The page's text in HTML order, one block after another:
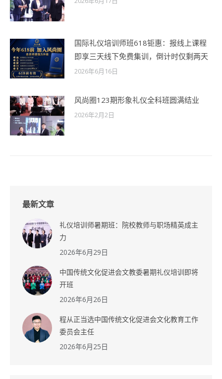
国际礼仪培训师班618钜惠：报线上课程
即享三天线下免费集训，倒计时仅剩两天
2026年6月16日
风尚圈123期形象礼仪全科班圆满结业
2026年2月2日
最新文章
礼仪培训师暑期班：院校教师与职场精英成主
力
2026年6月29日
中国传统文化促进会文教委暑期礼仪培训即将
开班
2026年6月26日
程从正当选中国传统文化促进会文化教育工作
委员会主任
2026年6月25日